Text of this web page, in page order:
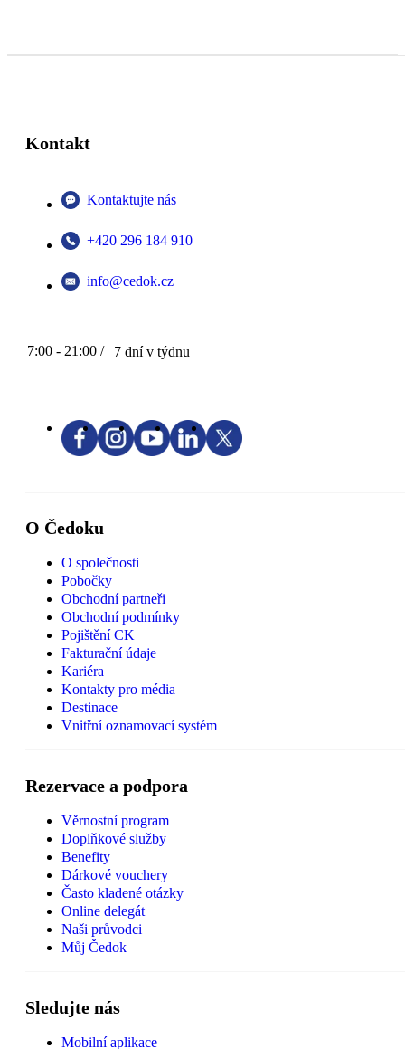
Kontakt
Kontaktujte nás
+420 296 184 910
info@cedok.cz
7:00 - 21:00 / 7 dní v týdnu
O Čedoku
O společnosti
Pobočky
Obchodní partneři
Obchodní podmínky
Pojištění CK
Fakturační údaje
Kariéra
Kontakty pro média
Destinace
Vnitřní oznamovací systém
Rezervace a podpora
Věrnostní program
Doplňkové služby
Benefity
Dárkové vouchery
Často kladené otázky
Online delegát
Naši průvodci
Můj Čedok
Sledujte nás
Mobilní aplikace